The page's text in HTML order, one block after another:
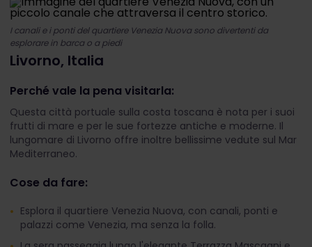
I canali e i ponti del quartiere Venezia Nuova sono divertenti da
esplorare in barca o a piedi
Livorno, Italia
Perché vale la pena visitarla:
Questa città portuale sulla costa toscana è nota per i suoi
frutti di mare e per le sue fortezze antiche e moderne. Il
lungomare di Livorno offre inoltre bellissime vedute sul Mar
Mediterraneo.
Cose da fare:
Esplora il quartiere Venezia Nuova, con canali, ponti e
palazzi come Venezia, ma senza la folla.